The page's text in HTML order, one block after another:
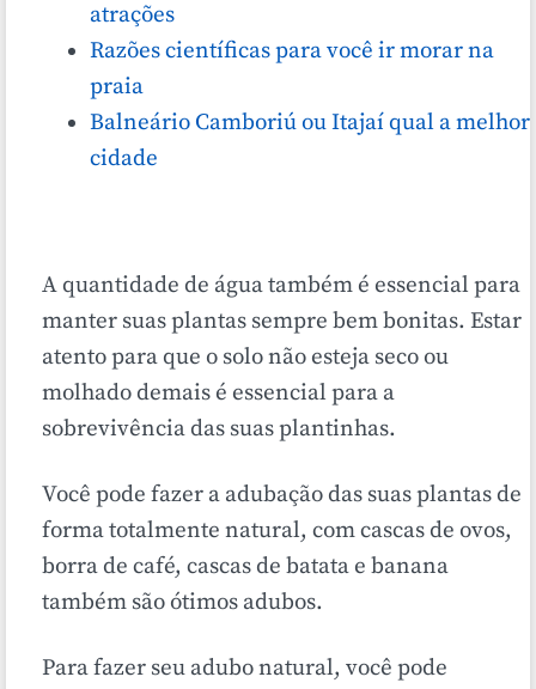
atrações
Razões científicas para você ir morar na
praia
Balneário Camboriú ou Itajaí qual a melhor
cidade
A quantidade de água também é essencial para
manter suas plantas sempre bem bonitas. Estar
atento para que o solo não esteja seco ou
molhado demais é essencial para a
sobrevivência das suas plantinhas.
Você pode fazer a adubação das suas plantas de
forma totalmente natural, com cascas de ovos,
borra de café, cascas de batata e banana
também são ótimos adubos.
Para fazer seu adubo natural, você pode